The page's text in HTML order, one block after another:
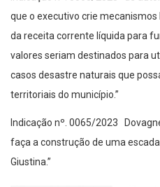
que o executivo crie mecanismos
da receita corrente líquida para
valores seriam destinados para
casos desastre naturais que
territoriais do município.”
Indicação nº. 0065/2023
faça a construção de uma
Giustina.”